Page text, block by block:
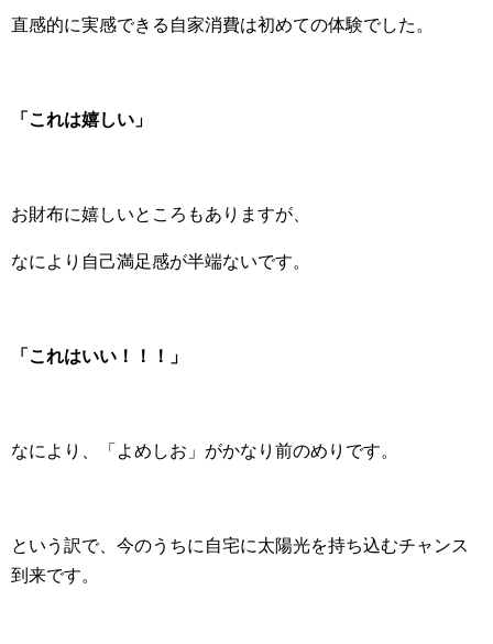
直感的に実感できる自家消費は初めての体験でした。
「これは嬉しい」
お財布に嬉しいところもありますが、
なにより自己満足感が半端ないです。
「これはいい！！！」
なにより、「よめしお」がかなり前のめりです。
という訳で、今のうちに自宅に太陽光を持ち込むチャンス
到来です。